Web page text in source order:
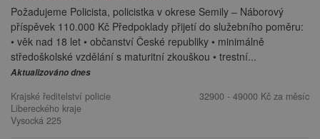
Požadujeme Policista, policistka v okrese Semily – Náborový
příspěvek 110.000 Kč Předpoklady přijetí do služebního poměru:
• věk nad 18 let • občanství České republiky • minimálně
středoškolské vzdělání s maturitní zkouškou • trestní...
Aktualizováno dnes
Krajské ředitelství policie
Libereckého kraje
Vysocká 225
32900 - 49000 Kč za měsíc